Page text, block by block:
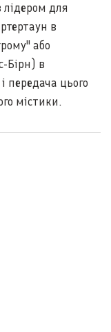
для
в
або
Бірн) в
передача цього
містики.